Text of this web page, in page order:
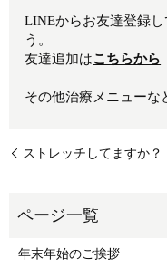
LINEからお友達登録
う。
友達追加はこちらから
その他治療メニューな
ストレッチしてますか？
年末年始のご挨拶